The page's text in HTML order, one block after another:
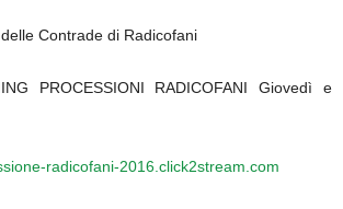
Contrade di Radicofani
PROCESSIONI RADICOFANI Giovedì e
radicofani-2016.click2stream.com